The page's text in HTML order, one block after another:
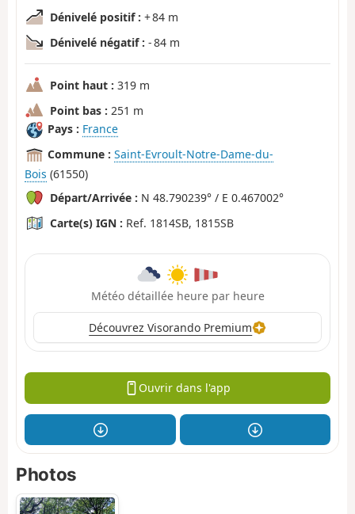
Dénivelé positif : + 84 m
Dénivelé négatif : - 84 m
Point haut : 319 m
Point bas : 251 m
Pays : France
Commune : Saint-Evroult-Notre-Dame-du-
Bois (61550)
Départ/Arrivée : N 48.790239° / E 0.467002°
Carte(s) IGN : Ref. 1814SB, 1815SB
Météo détaillée heure par heure
Découvrez Visorando Premium
Ouvrir dans l'app
Photos